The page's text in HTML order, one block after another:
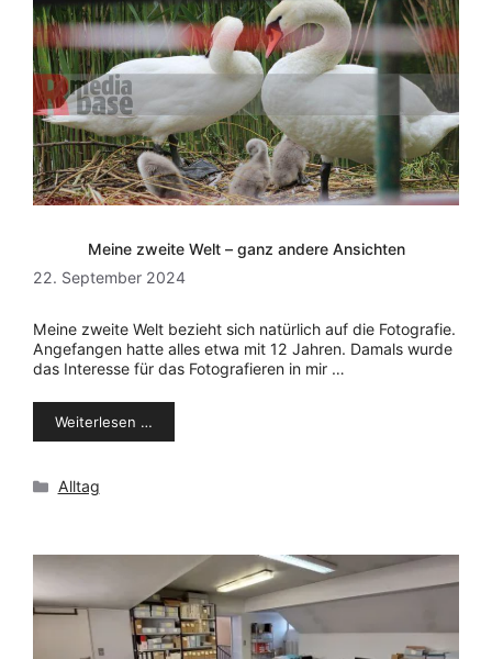
Meine zweite Welt – ganz andere Ansichten
22. September 2024
Meine zweite Welt bezieht sich natürlich auf die Fotografie.
Angefangen hatte alles etwa mit 12 Jahren. Damals wurde
das Interesse für das Fotografieren in mir …
Weiterlesen …
Kategorien
Alltag